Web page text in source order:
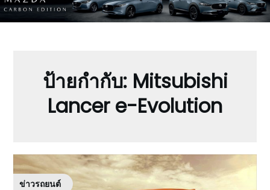
ป้ายกำกับ: Mitsubishi
Lancer e-Evolution
ข่าวรถยนต์